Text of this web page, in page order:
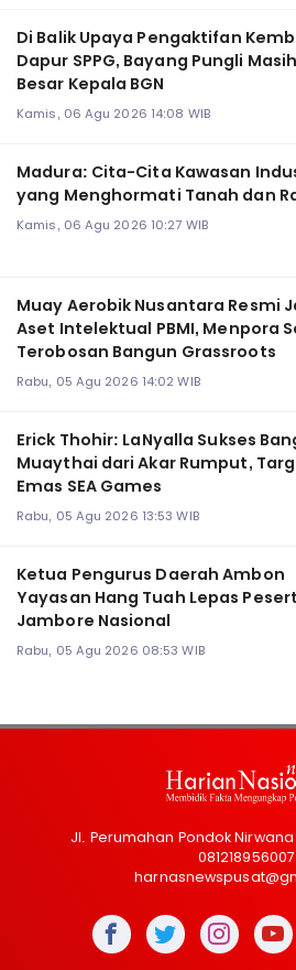
Di Balik Upaya Pengaktifan
Dapur SPPG, Bayang Pungli
Besar Kepala BGN
Kamis, 06 Agu 2026 14:08 WIB
Madura: Cita-Cita Kawasan
yang Menghormati Tanah dan
Kamis, 06 Agu 2026 10:27 WIB
Muay Aerobik Nusantara Resmi
Aset Intelektual PBMI, Menpora
Terobosan Bangun Grassroots
Rabu, 05 Agu 2026 14:02 WIB
Erick Thohir: LaNyalla Sukses
Muaythai dari Akar Rumput,
Emas SEA Games
Rabu, 05 Agu 2026 13:53 WIB
Ketua Pengurus Daerah Ambon
Yayasan Hang Tuah Lepas
Jambore Nasional
Rabu, 05 Agu 2026 08:53 WIB
Jl. Perumahan Pondok
081218956007